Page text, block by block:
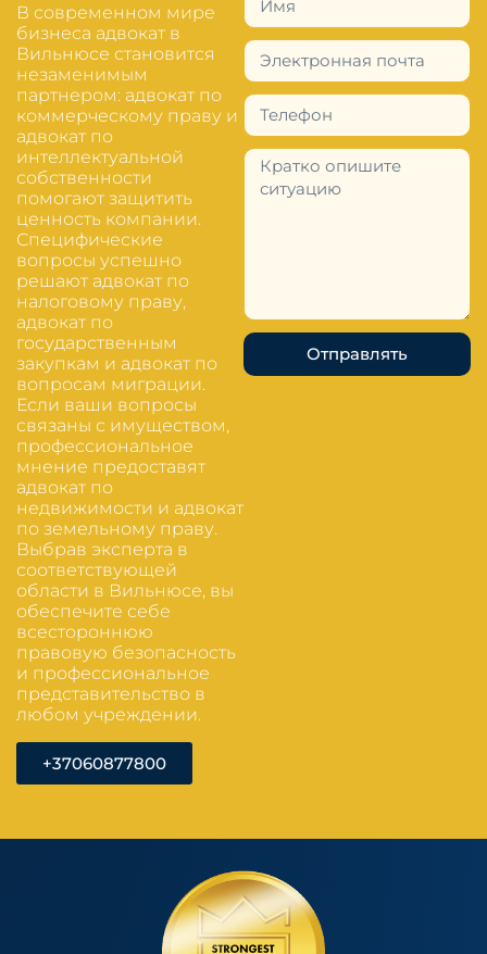
В современном мире
бизнеса адвокат в
Вильнюсе становится
незаменимым
партнером: адвокат по
коммерческому праву и
адвокат по
интеллектуальной
собственности
помогают защитить
ценность компании.
Специфические
вопросы успешно
решают адвокат по
налоговому праву,
адвокат по
государственным
закупкам и адвокат по
вопросам миграции.
Если ваши вопросы
связаны с имуществом,
профессиональное
мнение предоставят
адвокат по
недвижимости и адвокат
по земельному праву.
Выбрав эксперта в
соответствующей
области в Вильнюсе, вы
обеспечите себе
всестороннюю
правовую безопасность
и профессиональное
представительство в
любом учреждении.
+37060877800
Отправлять